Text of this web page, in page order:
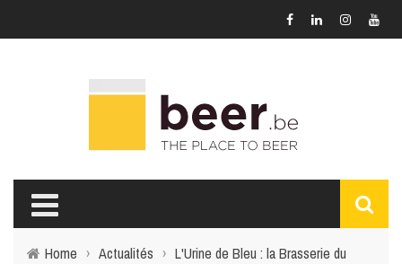
Home › Actualités › L'Urine de Bleu : la Brasserie du